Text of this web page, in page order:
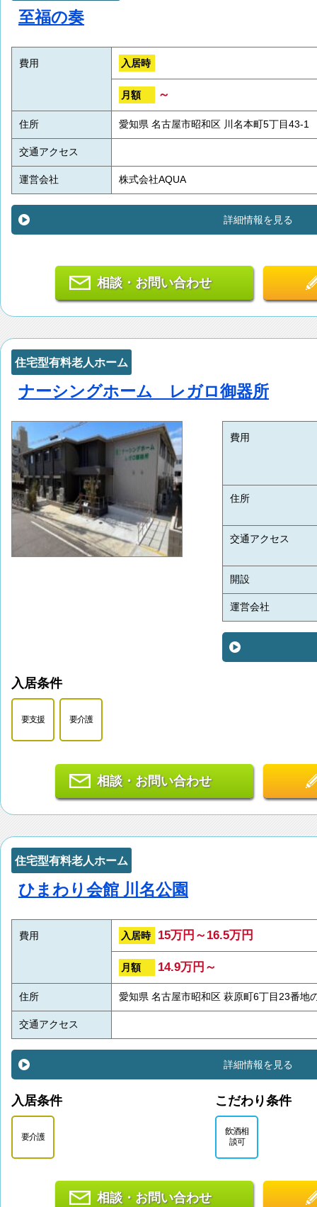
至福の奏
費用 入居時
月額 ～
住所 愛知県 名古屋市昭和区 川名本町5丁目43-1
交通アクセス
運営会社 株式会社AQUA
詳細情報を見る
相談・お問い合わせ
住宅型有料老人ホーム
ナーシングホーム レガロ御器所
費用
住所
交通アクセス
開設
運営会社
入居条件
要支援 要介護
相談・お問い合わせ
住宅型有料老人ホーム
ひまわり会館 川名公園
費用 入居時 15万円～16.5万円
月額 14.9万円～
住所 愛知県 名古屋市昭和区 萩原町6丁目23番地
交通アクセス
詳細情報を見る
入居条件
要介護
こだわり条件
飲酒相
談可
相談・お問い合わせ